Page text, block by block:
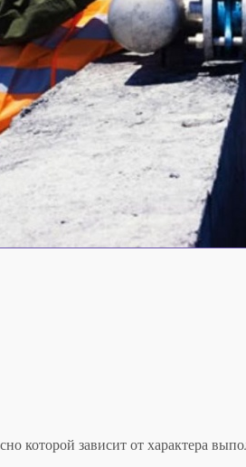
которой зависит от характера